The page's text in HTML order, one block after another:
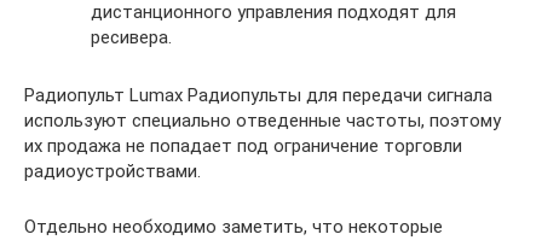
дистанционного управления подходят для
ресивера.
Радиопульт Lumax Радиопульты для передачи сигнала
используют специально отведенные частоты, поэтому
их продажа не попадает под ограничение торговли
радиоустройствами.
Отдельно необходимо заметить, что некоторые